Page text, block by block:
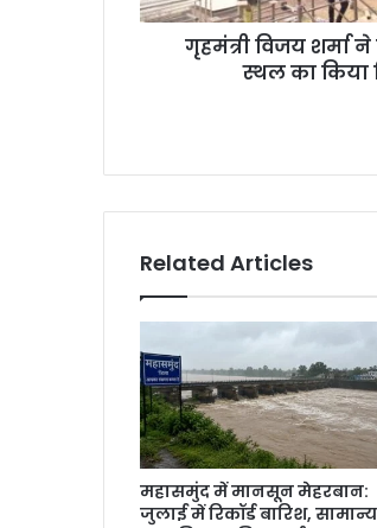
गृहमंत्री विजय शर्मा
स्थल का किया
Related Articles
महासमुंद में मानसून मेहरबान:
जुलाई में रिकॉर्ड बारिश,